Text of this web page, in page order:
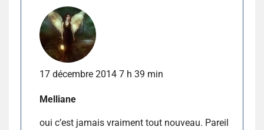
17 décembre 2014 7 h 39 min
Melliane
oui c’est jamais vraiment tout nouveau. Pareil